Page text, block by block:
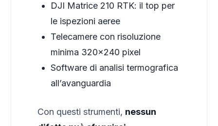
DJI Matrice 210 RTK: il top per
le ispezioni aeree
Telecamere con risoluzione
minima 320×240 pixel
Software di analisi termografica
all’avanguardia
Con questi strumenti, nessun